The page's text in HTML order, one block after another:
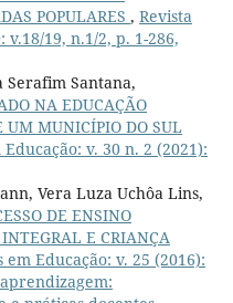
POPULARES , Revista
v.18/19, n.1/2, p. 1-286,
Serafim Santana,
NA EDUCAÇÃO
UM MUNICÍPIO DO SUL
v. 30 n. 2 (2021):
Vera Luza Uchôa Lins,
DE ENSINO
E CRIANÇA
em Educação: v. 25 (2016):